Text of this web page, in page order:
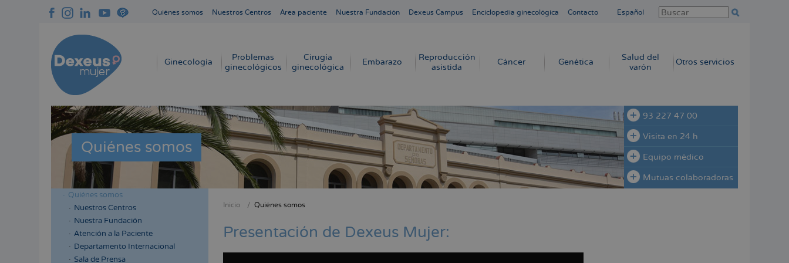
Quiénes somos Nuestros Centros Área paciente Nuestra Fundación Dexeus Campus Enciclopedia ginecológica Contacto Español
Navegación
Ginecología
Problemas
ginecológicos
Cirugía
ginecológica
Embarazo
Reproducción
asistida
Cáncer Genética
Salud del
varón
Otros servicios
Quiénes somos
93 227 47 00
Visita en 24 h
Equipo médico
Mutuas colaboradoras
Menú
lateral
cabecera
Quiénes somos
Nuestros Centros
Nuestra Fundación
Atención a la Paciente
Departamento Internacional
Sala de Prensa
enlaces
Inicio Quiénes somos
Presentación de Dexeus Mujer: